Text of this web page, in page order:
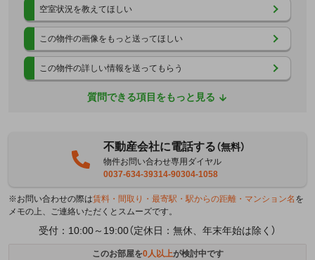
空室状況を教えてほしい
この物件の画像をもっと送ってほしい
この物件の詳しい情報を送ってもらう
質問できる項目をもっと見る
不動産会社に電話する（無料）
物件お問い合わせ専用ダイヤル
0037-634-39314-90304-1058
※お問い合わせの際は賃料・間取り・最寄駅・駅からの距離・マンション名 を
メモの上、ご連絡いただくとスムーズです。
受付：10:00～19:00（定休日：無休、年末年始は除く）
このお部屋を0人以上が検討中です